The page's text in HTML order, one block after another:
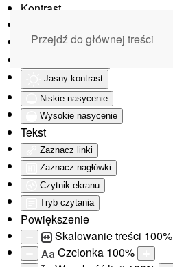
Kontrast
Monochromatyczny
Jasny kontrast
Niskie nasycenie
Wysokie nasycenie
Tekst
Zaznacz linki
Zaznacz nagłówki
Czytnik ekranu
Tryb czytania
Powiększenie
Skalowanie treści 100%
Aa Czcionka 100%
Przejdź do głównej treści